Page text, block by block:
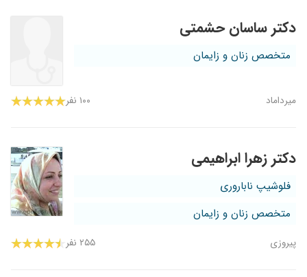
دکتر ساسان حشمتی
متخصص زنان و زایمان
میرداماد ۱۰۰ نفر
دکتر زهرا ابراهیمی
فلوشیپ ناباروری
متخصص زنان و زایمان
پیروزی ۲۵۵ نفر